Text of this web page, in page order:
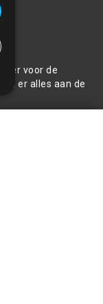
voor de
er alles aan de